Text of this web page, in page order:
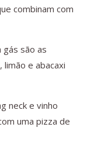
combinam com
gás são as
limão e abacaxi
neck e vinho
uma pizza de